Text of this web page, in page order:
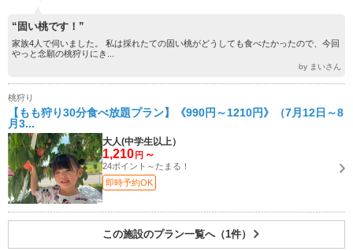
“固い桃です！”
家族4人で伺いました。 私は採れたての固い桃がどうしても食べたかったので、今回
やっと念願の桃狩りにき...
by まいさん
桃狩り
【もも狩り30分食べ放題プラン】《990円～1210円》（7月12日～8
月3...
大人(中学生以上）
1,210 円 ～
24ポイント～たまる！
即時予約OK
この施設のプラン一覧へ（1件）